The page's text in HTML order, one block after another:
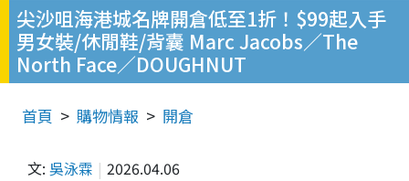
尖沙咀海港城名牌開倉低至1折！$99起入手
男女裝/休閒鞋/背囊 Marc Jacobs／The
North Face／DOUGHNUT
首頁 購物情報 開倉
文: 吳泳霖 2026.04.06